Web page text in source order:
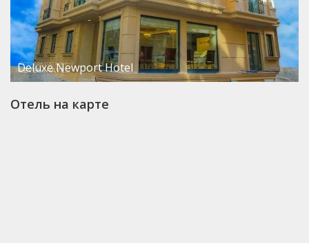
Deluxe Newport Hotel
Отель на карте